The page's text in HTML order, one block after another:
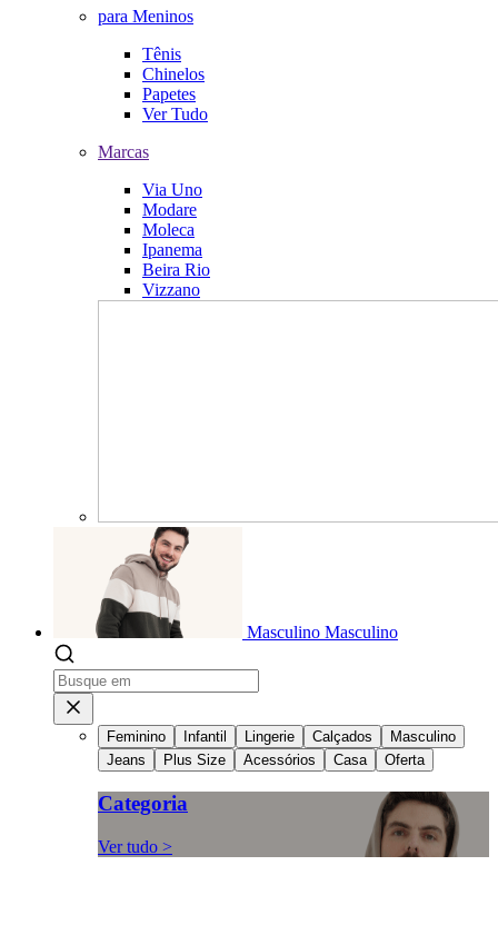
para Meninos
Tênis
Chinelos
Papetes
Ver Tudo
Marcas
Via Uno
Modare
Moleca
Ipanema
Beira Rio
Vizzano
Masculino Masculino
Feminino Infantil Lingerie Calçados
Masculino
Jeans
Plus Size Acessórios Casa Oferta
Categoria
Ver tudo >